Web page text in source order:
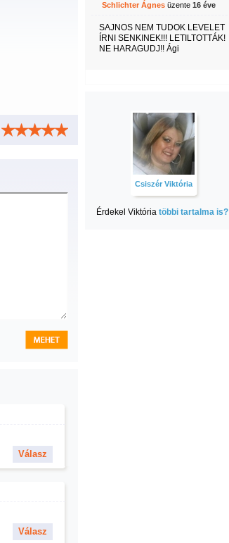
Válasz
Válasz
Schlichter Ágnesüzente 16 éve
SAJNOS NEM TUDOK LEVELET
ÍRNI SENKINEK!!! LETILTOTTÁK!
NE HARAGUDJ!! Ági
Csiszér Viktória
Érdekel Viktória többi tartalma is?